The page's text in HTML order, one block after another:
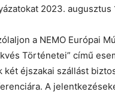
2023. augusztus
a NEMO Európai
Történetei” című
két éjszakai szállást
A